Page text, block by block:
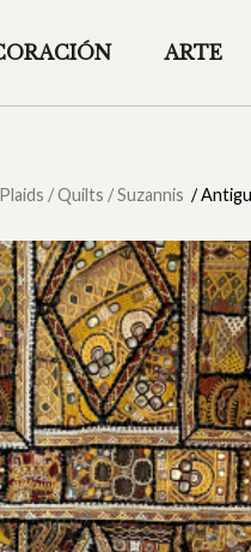
ARTE
Plaids / Quilts / Suzannis /